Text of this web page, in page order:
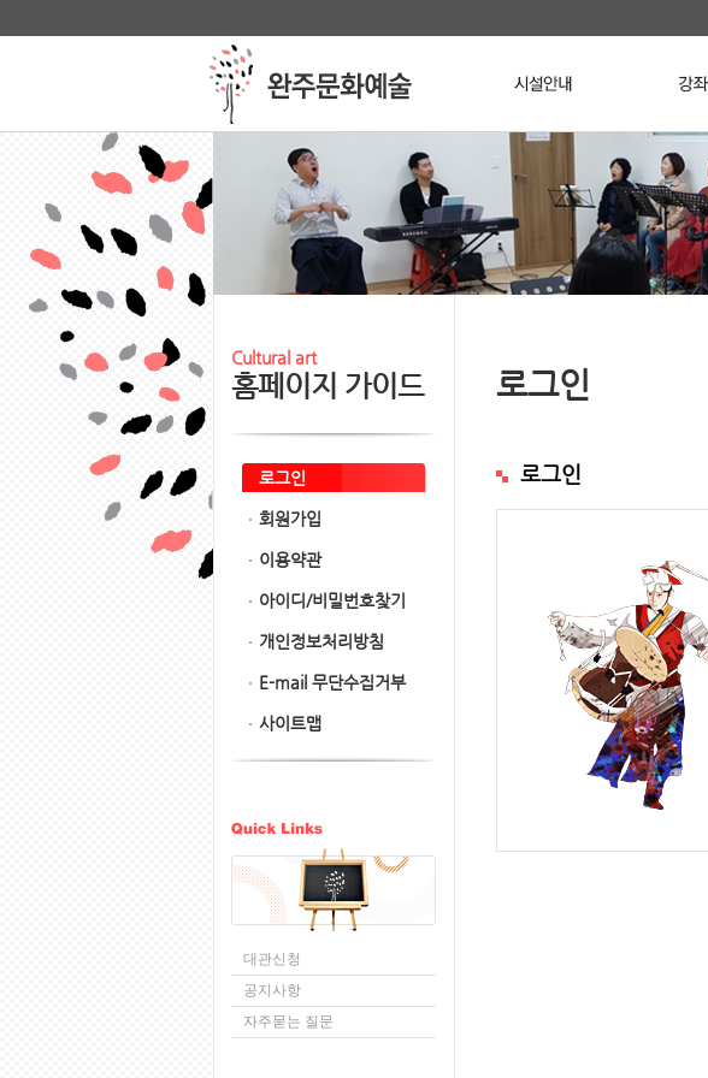
Cultural art
홈페이지 가이드
로그인
회원가입
이용약관
아이디/비밀번호찾기
개인정보처리방침
E-mail 무단수집거부
사이트맵
대관신청
공지사항
자주묻는 질문
로그인
로그인